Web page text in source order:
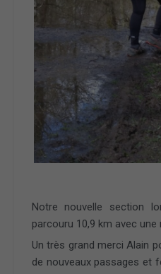
Notre nouvelle section
parcouru 10,9 km avec
Un très grand merci Alain
de nouveaux passages et